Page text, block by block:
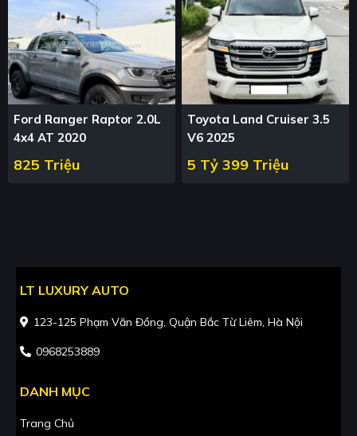
Ford Ranger Raptor 2.0L
4x4 AT 2020
825 Triệu
Toyota Land Cruiser 3.5
V6 2025
5 Tỷ 399 Triệu
LT LUXURY AUTO
123-125 Phạm Văn Đồng, Quận Bắc Từ Liêm, Hà Nội
0968253889
DANH MỤC
Trang Chủ